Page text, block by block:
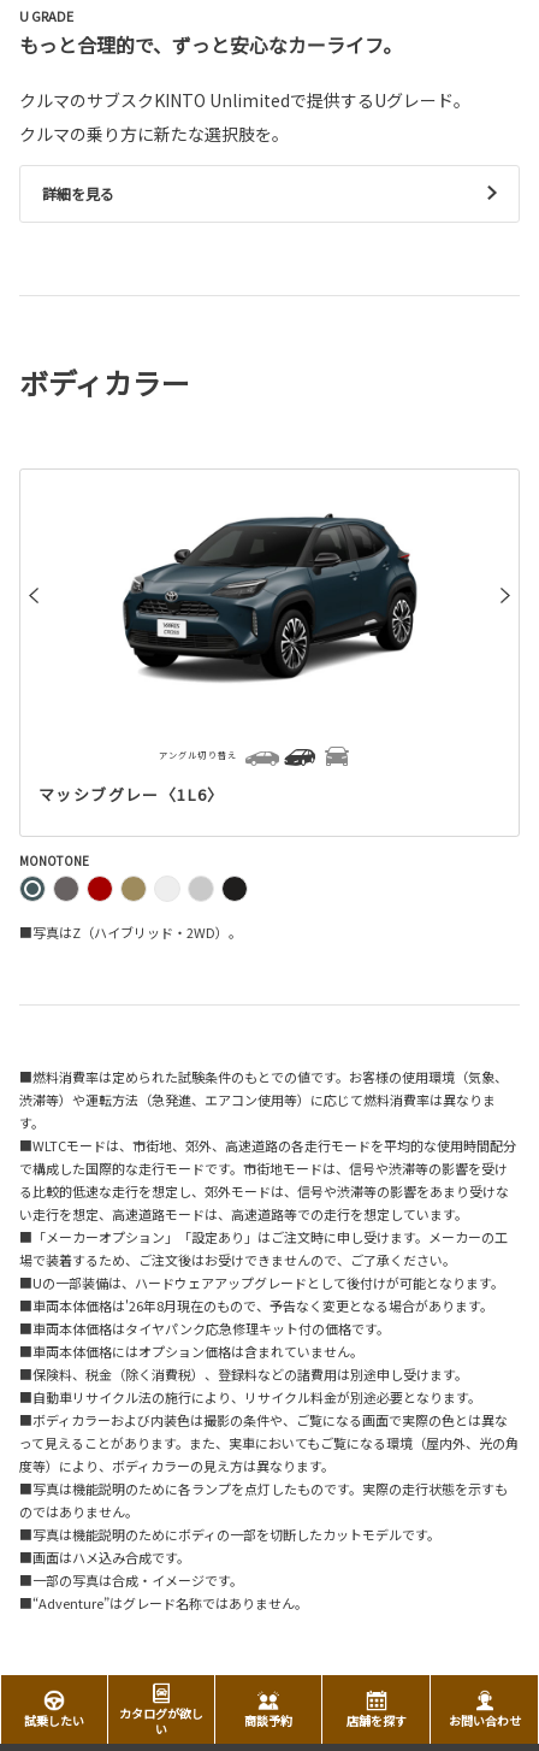
U GRADE
もっと合理的で、ずっと安心なカーライフ。
クルマのサブスクKINTO Unlimitedで提供するUグレード。
クルマの乗り方に新たな選択肢を。
詳細を見る
ボディカラー
マッシブグレー〈1L6〉
アングル切り替え
MONOTONE
■写真はZ（ハイブリッド・2WD）。
■燃料消費率は定められた試験条件のもとでの値です。お客様の使用環境（気象、
渋滞等）や運転方法（急発進、エアコン使用等）に応じて燃料消費率は異なりま
す。
■WLTCモードは、市街地、郊外、高速道路の各走行モードを平均的な使用時間配分
で構成した国際的な走行モードです。市街地モードは、信号や渋滞等の影響を受け
る比較的低速な走行を想定し、郊外モードは、信号や渋滞等の影響をあまり受けな
い走行を想定、高速道路モードは、高速道路等での走行を想定しています。
■「メーカーオプション」「設定あり」はご注文時に申し受けます。メーカーの工
場で装着するため、ご注文後はお受けできませんので、ご了承ください。
■Uの一部装備は、ハードウェアアップグレードとして後付けが可能となります。
■車両本体価格は'26年8月現在のもので、予告なく変更となる場合があります。
■車両本体価格はタイヤパンク応急修理キット付の価格です。
■車両本体価格にはオプション価格は含まれていません。
■保険料、税金（除く消費税）、登録料などの諸費用は別途申し受けます。
■自動車リサイクル法の施行により、リサイクル料金が別途必要となります。
■ボディカラーおよび内装色は撮影の条件や、ご覧になる画面で実際の色とは異な
って見えることがあります。また、実車においてもご覧になる環境（屋内外、光の角
度等）により、ボディカラーの見え方は異なります。
■写真は機能説明のために各ランプを点灯したものです。実際の走行状態を示すも
のではありません。
■写真は機能説明のためにボディの一部を切断したカットモデルです。
■画面はハメ込み合成です。
■一部の写真は合成・イメージです。
■“Adventure”はグレード名称ではありません。
試乗したい
カタログが欲し
い
商談予約 店舗を探す お問い合わせ